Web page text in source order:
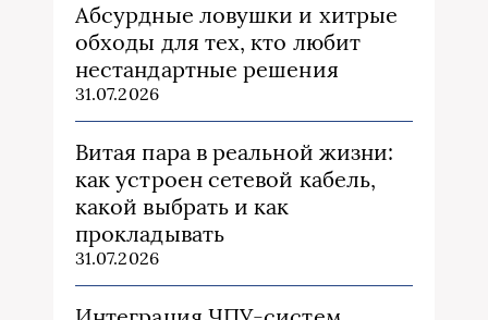
Абсурдные ловушки и хитрые
обходы для тех, кто любит
нестандартные решения
31.07.2026
Витая пара в реальной жизни:
как устроен сетевой кабель,
какой выбрать и как
прокладывать
31.07.2026